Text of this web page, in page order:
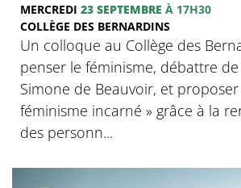
MERCREDI 23 SEPTEMBRE À 17H30
COLLÈGE DES BERNARDINS
Un colloque au Collège des
penser le féminisme, débattre de
Simone de Beauvoir, et proposer
féminisme incarné » grâce à la
des personn...